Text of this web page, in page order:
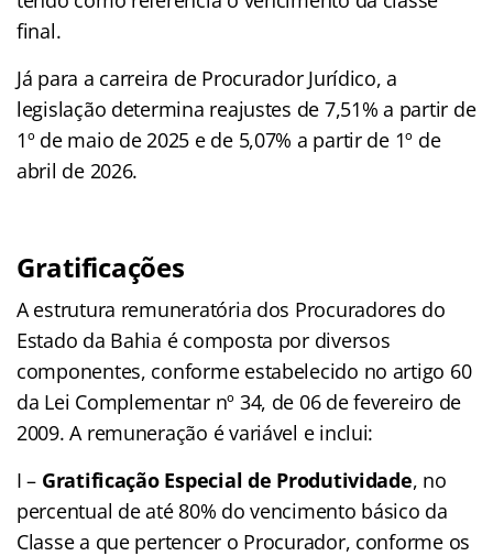
final.
Já para a carreira de Procurador Jurídico, a
legislação determina reajustes de 7,51% a partir de
1º de maio de 2025 e de 5,07% a partir de 1º de
abril de 2026.
Gratificações
A estrutura remuneratória dos Procuradores do
Estado da Bahia é composta por diversos
componentes, conforme estabelecido no artigo 60
da Lei Complementar nº 34, de 06 de fevereiro de
2009. A remuneração é variável e inclui:
I – Gratificação Especial de Produtividade, no
percentual de até 80% do vencimento básico da
Classe a que pertencer o Procurador, conforme os